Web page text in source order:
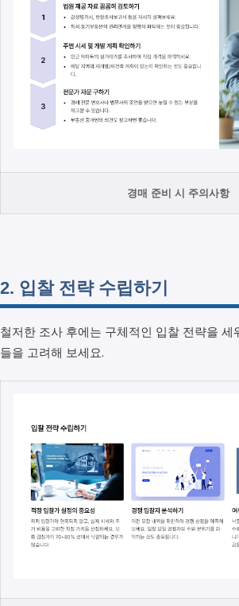
경매 준비 시 주의사항
2. 입찰 전략 수립하기
철저한 조사 후에는 구체적인 입찰 전략을 세
들을 고려해 보세요.